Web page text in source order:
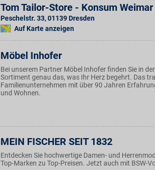
Tom Tailor-Store - Konsum
Peschelstr. 33,01139 Dresden
Auf Karte anzeigen
Möbel Inhofer
Bei unserem Partner Möbel Inhofer finden Sie in
Sortiment genau das, was Ihr Herz begehrt. Das
Familienunternehmen mit über 90 Jahren
und Wohnen.
MEIN FISCHER SEIT 1832
Entdecken Sie hochwertige Damen- und
Top-Marken zu Top-Preisen. Jetzt auch mit BSW-